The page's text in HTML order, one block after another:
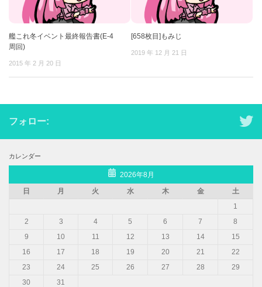
艦これ冬イベント最終報告書(E-4
周回)
2015 年 2 月 20 日
[658枚目]もみじ
2019 年 12 月 21 日
フォロー:
カレンダー
2026年8月
日
月 火 水 木 金
土
1
2
3 4 5 6 7
8
9
10 11 12 13 14
15
16
17 18 19 20 21
22
23
24 25 26 27 28
29
30
31